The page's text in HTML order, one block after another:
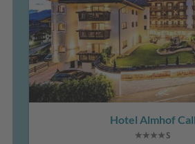
Hotel Almhof Call